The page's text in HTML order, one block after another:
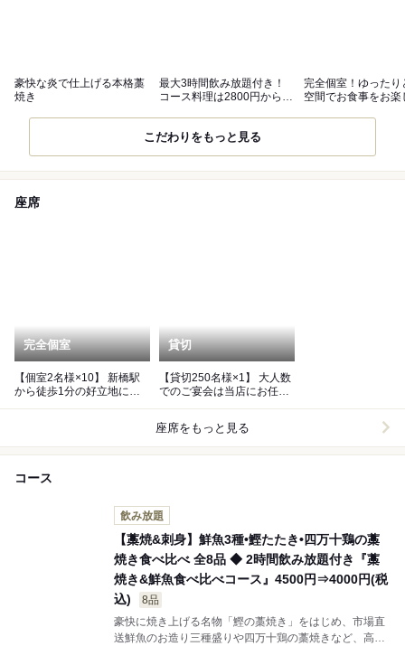
豪快な炎で仕上げる本格藁
焼き
最大3時間飲み放題付き！
コース料理は2800円からご
完全個室！ゆったり
空間でお食事をお楽
こだわりをもっと見る
座席
完全個室
【個室2名様×10】 新橋駅
から徒歩1分の好立地にあ
貸切
【貸切250名様×1】 大人数
でのご宴会は当店にお任せ
座席をもっと見る
コース
飲み放題
【藁焼&刺身】鮮魚3種•鰹たたき•四万十鶏の藁
焼き食べ比べ 全8品 ◆ 2時間飲み放題付き『藁
焼き&鮮魚食べ比べコース』4500円⇒4000円(税
込)
8品
豪快に焼き上げる名物「鰹の藁焼き」をはじめ、市場直
送鮮魚のお造り三種盛りや四万十鶏の藁焼きなど、高知